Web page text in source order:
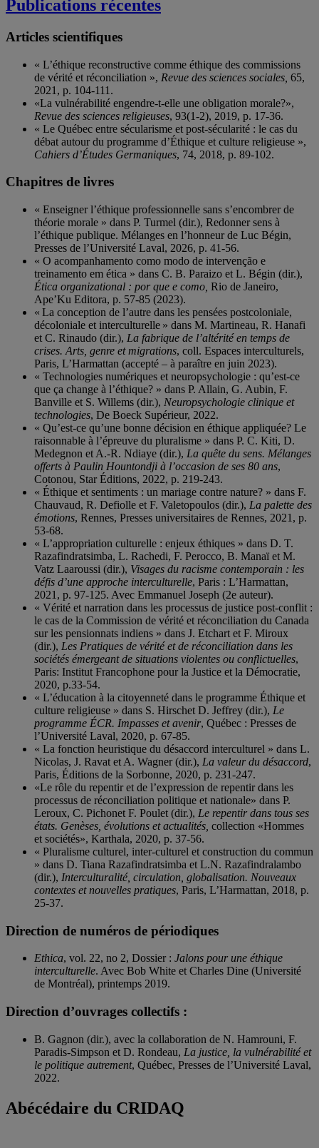
Publications récentes
Articles scientifiques
« L’éthique reconstructive comme éthique des commissions
de vérité et réconciliation », Revue des sciences sociales, 65,
2021, p. 104-111.
«La vulnérabilité engendre-t-elle une obligation morale?»,
Revue des sciences religieuses, 93(1-2), 2019, p. 17-36.
« Le Québec entre sécularisme et post-sécularité : le cas du
débat autour du programme d’Éthique et culture religieuse »,
Cahiers d’Études Germaniques, 74, 2018, p. 89-102.
Chapitres de livres
« Enseigner l’éthique professionnelle sans s’encombrer de
théorie morale » dans P. Turmel (dir.), Redonner sens à
l’éthique publique. Mélanges en l’honneur de Luc Bégin,
Presses de l’Université Laval, 2026, p. 41-56.
« O acompanhamento como modo de intervenção e
treinamento em ética » dans C. B. Paraizo et L. Bégin (dir.),
Ética organizational : por que e como, Rio de Janeiro,
Ape’Ku Editora, p. 57-85 (2023).
« La conception de l’autre dans les pensées postcoloniale,
décoloniale et interculturelle » dans M. Martineau, R. Hanafi
et C. Rinaudo (dir.), La fabrique de l’altérité en temps de
crises. Arts, genre et migrations, coll. Espaces interculturels,
Paris, L’Harmattan (accepté – à paraître en juin 2023).
« Technologies numériques et neuropsychologie : qu’est-ce
que ça change à l’éthique? » dans P. Allain, G. Aubin, F.
Banville et S. Willems (dir.), Neuropsychologie clinique et
technologies, De Boeck Supérieur, 2022.
« Qu’est-ce qu’une bonne décision en éthique appliquée? Le
raisonnable à l’épreuve du pluralisme » dans P. C. Kiti, D.
Medegnon et A.-R. Ndiaye (dir.), La quête du sens. Mélanges
offerts à Paulin Hountondji à l’occasion de ses 80 ans,
Cotonou, Star Éditions, 2022, p. 219-243.
« Éthique et sentiments : un mariage contre nature? » dans F.
Chauvaud, R. Defiolle et F. Valetopoulos (dir.), La palette des
émotions, Rennes, Presses universitaires de Rennes, 2021, p.
53-68.
« L’appropriation culturelle : enjeux éthiques » dans D. T.
Razafindratsimba, L. Rachedi, F. Perocco, B. Manaï et M.
Vatz Laaroussi (dir.), Visages du racisme contemporain : les
défis d’une approche interculturelle, Paris : L’Harmattan,
2021, p. 97-125. Avec Emmanuel Joseph (2e auteur).
« Vérité et narration dans les processus de justice post-conflit :
le cas de la Commission de vérité et réconciliation du Canada
sur les pensionnats indiens » dans J. Etchart et F. Miroux
(dir.), Les Pratiques de vérité et de réconciliation dans les
sociétés émergeant de situations violentes ou conflictuelles,
Paris: Institut Francophone pour la Justice et la Démocratie,
2020, p.33-54.
« L’éducation à la citoyenneté dans le programme Éthique et
culture religieuse » dans S. Hirschet D. Jeffrey (dir.), Le
programme ÉCR. Impasses et avenir, Québec : Presses de
l’Université Laval, 2020, p. 67-85.
« La fonction heuristique du désaccord interculturel » dans L.
Nicolas, J. Ravat et A. Wagner (dir.), La valeur du désaccord,
Paris, Éditions de la Sorbonne, 2020, p. 231-247.
«Le rôle du repentir et de l’expression de repentir dans les
processus de réconciliation politique et nationale» dans P.
Leroux, C. Pichonet F. Poulet (dir.), Le repentir dans tous ses
états. Genèses, évolutions et actualités, collection «Hommes
et sociétés», Karthala, 2020, p. 37-56.
« Pluralisme culturel, inter-culturel et construction du commun
» dans D. Tiana Razafindratsimba et L.N. Razafindralambo
(dir.), Interculturalité, circulation, globalisation. Nouveaux
contextes et nouvelles pratiques, Paris, L’Harmattan, 2018, p.
25-37.
Direction de numéros de périodiques
Ethica, vol. 22, no 2, Dossier : Jalons pour une éthique
interculturelle. Avec Bob White et Charles Dine (Université
de Montréal), printemps 2019.
Direction d’ouvrages collectifs :
B. Gagnon (dir.), avec la collaboration de N. Hamrouni, F.
Paradis-Simpson et D. Rondeau, La justice, la vulnérabilité et
le politique autrement, Québec, Presses de l’Université Laval,
2022.
Abécédaire du CRIDAQ